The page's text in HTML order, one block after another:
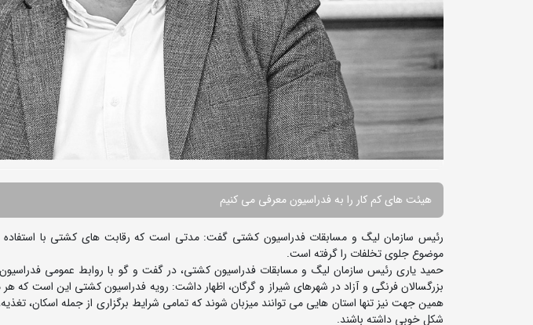
هیئت های کم کار را به فدراسیون معرفی می کنیم
رئیس سازمان لیگ و مسابقات فدراسیون کشتی گفت: مدتی است که رقابت های کشتی با استفاده
موضوع جلوی تخلفات را گرفته است.
بزرگسالان فرنگی و آزاد در شهرهای شیراز و گرگان، اظهار داشت: رویه فدراسیون کشتی این است که
همین جهت نیز تنها استان هایی می توانند میزبان شوند که تمامی شرایط برگزاری از جمله اسکان،
شکل خوبی داشته باشند.